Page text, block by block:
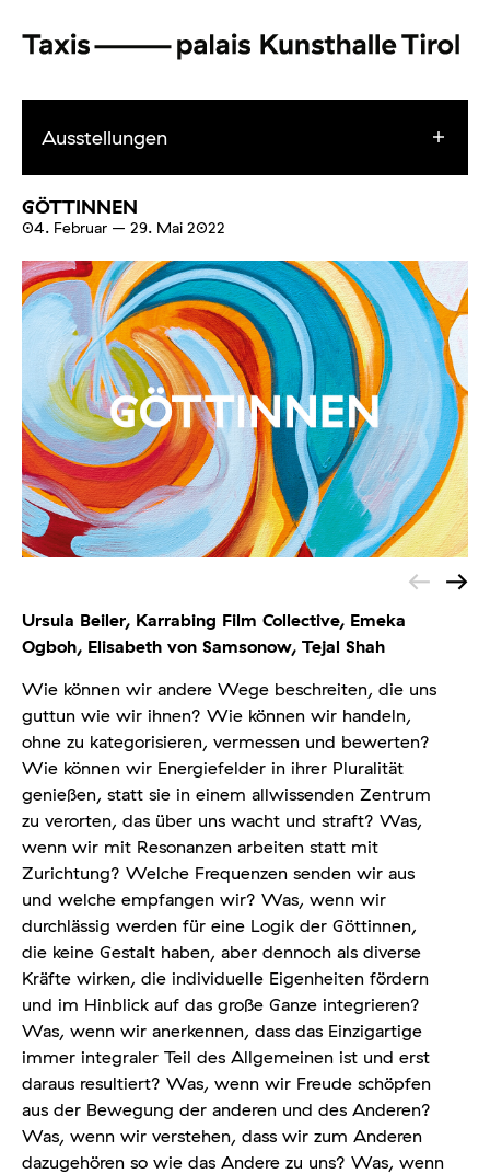
Ausstellungen
GÖTTINNEN
04. Februar – 29. Mai 2022
Ursula Beiler, Karrabing Film Collective, Emeka
Ogboh, Elisabeth von Samsonow, Tejal Shah
Wie können wir andere Wege beschreiten, die uns
guttun wie wir ihnen? Wie können wir handeln,
ohne zu kategorisieren, vermessen und bewerten?
Wie können wir Energiefelder in ihrer Pluralität
genießen, statt sie in einem allwissenden Zentrum
zu verorten, das über uns wacht und straft? Was,
wenn wir mit Resonanzen arbeiten statt mit
Zurichtung? Welche Frequenzen senden wir aus
und welche empfangen wir? Was, wenn wir
durchlässig werden für eine Logik der Göttinnen,
die keine Gestalt haben, aber dennoch als diverse
Kräfte wirken, die individuelle Eigenheiten fördern
und im Hinblick auf das große Ganze integrieren?
Was, wenn wir anerkennen, dass das Einzigartige
immer integraler Teil des Allgemeinen ist und erst
daraus resultiert? Was, wenn wir Freude schöpfen
aus der Bewegung der anderen und des Anderen?
Was, wenn wir verstehen, dass wir zum Anderen
dazugehören so wie das Andere zu uns? Was, wenn